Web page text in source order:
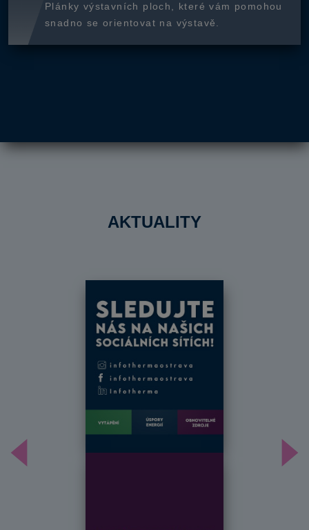
Plánky výstavních ploch, které vám pomohou
snadno se orientovat na výstavě.
AKTUALITY
Předchozí